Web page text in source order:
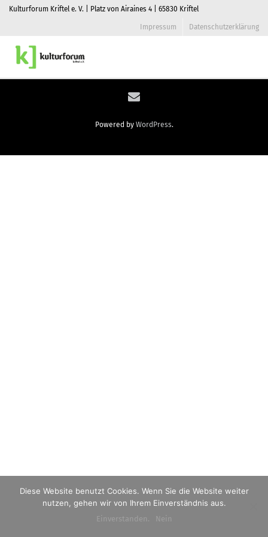
Kulturforum Kriftel e. V. | Platz von Airaines 4 | 65830 Kriftel
Impressum Datenschutzerklärung
Powered by WordPress.
Diese Website benutzt Cookies. Wenn Sie die Website weiter
nutzen, gehen wir von Ihrem Einverständnis aus.
Einverstanden. Nein